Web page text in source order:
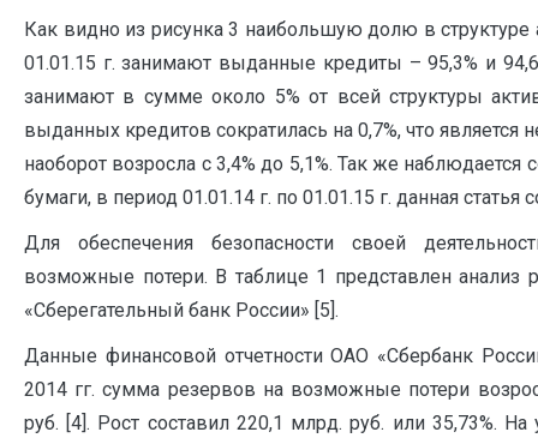
Как видно из рисунка 3 наибольшую долю в структуре
01.01.15 г. занимают выданные кредиты – 95,3% и
занимают в сумме около 5% от всей структуры
выданных кредитов сократилась на 0,7%, что является
наоборот возросла с 3,4% до 5,1%. Так же
бумаги, в период 01.01.14 г. по 01.01.15 г. данная статья
Для обеспечения безопасности своей
возможные потери. В таблице 1 представлен
«Сберегательный банк России» [5].
Данные финансовой отчетности ОАО «Сбербанк
2014 гг. сумма резервов на возможные потери
руб. [4]. Рост составил 220,1 млрд. руб. или 35,73%.